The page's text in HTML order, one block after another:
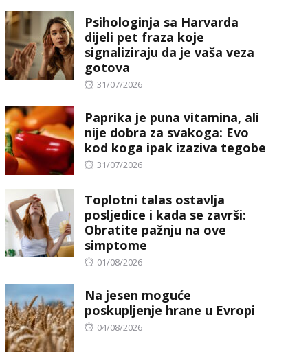
Psihologinja sa Harvarda
dijeli pet fraza koje
signaliziraju da je vaša veza
gotova
Posted
31/07/2026
Paprika je puna vitamina, ali
nije dobra za svakoga: Evo
kod koga ipak izaziva tegobe
Posted
31/07/2026
Toplotni talas ostavlja
posljedice i kada se završi:
Obratite pažnju na ove
simptome
Posted
01/08/2026
Na jesen moguće
poskupljenje hrane u Evropi
Posted
04/08/2026